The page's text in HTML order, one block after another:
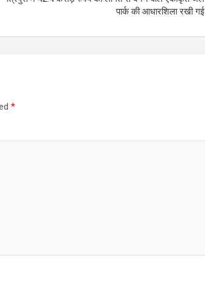
पार्क की आधारशिला रखी गई
*